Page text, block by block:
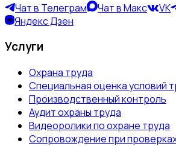
Чат в Телеграм
Чат в Макс VK
Яндекс Дзен
Услуги
Охрана труда
Специальная оценка условий
Производственный контроль
Аудит охраны труда
Видеоролики по охране труда
Сопровождение при